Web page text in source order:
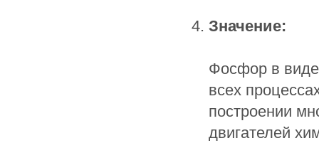
Значение:
Фосфор в
всех
построении
двигателей